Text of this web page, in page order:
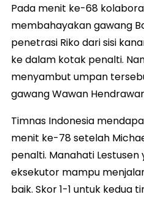
Pada menit ke-68
membahayakan gawang
penetrasi Riko dari sisi
ke dalam kotak penalti.
menyambut umpan
gawang Wawan
Timnas Indonesia
menit ke-78 setelah
penalti. Manahati Lestusen
eksekutor mampu
baik. Skor 1-1 untuk kedua